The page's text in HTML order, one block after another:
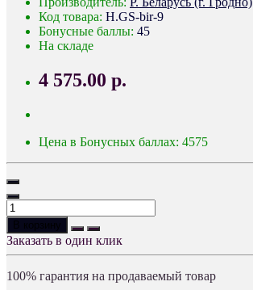
Код товара: H.GS-bir-9
Бонусные баллы: 45
На складе
4 575.00 р.
Цена в Бонусных баллах: 4575
В корзину
Заказать в один клик
100% гарантия на продаваемый товар